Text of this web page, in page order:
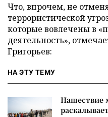
Что, впрочем, не
террористической
которые вовлечены в
деятельность»,
Григорьев:
НА ЭТУ ТЕМУ
Нашествие